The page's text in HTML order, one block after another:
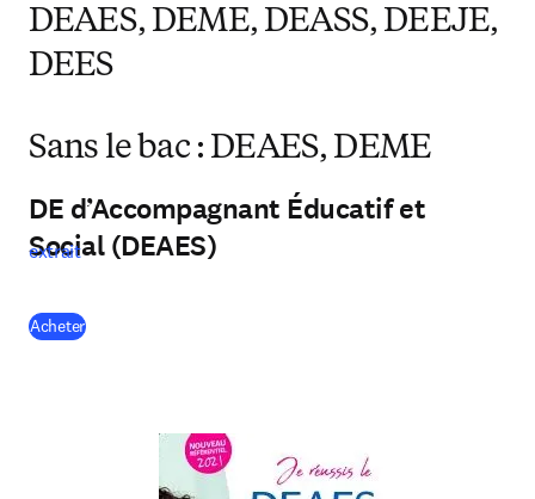
DEAES, DEME, DEASS, DEEJE,
DEES
Sans le bac : DEAES, DEME
DE d’Accompagnant Éducatif et
Social (DEAES)
extrait
Acheter(